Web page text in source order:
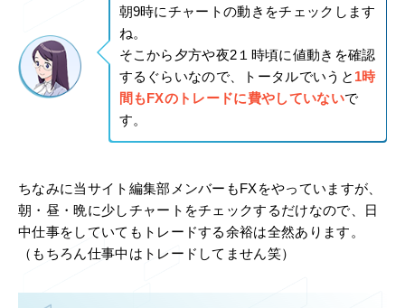
朝9時にチャートの動きをチェックします
ね。
そこから夕方や夜2１時頃に値動きを確認
するぐらいなので、トータルでいうと 1時
間もFXのトレードに費やしていないで
す。
ちなみに当サイト編集部メンバーもFXをやっていますが、
朝・昼・晩に少しチャートをチェックするだけなので、日
中仕事をしていてもトレードする余裕は全然あります。
（もちろん仕事中はトレードしてません笑）